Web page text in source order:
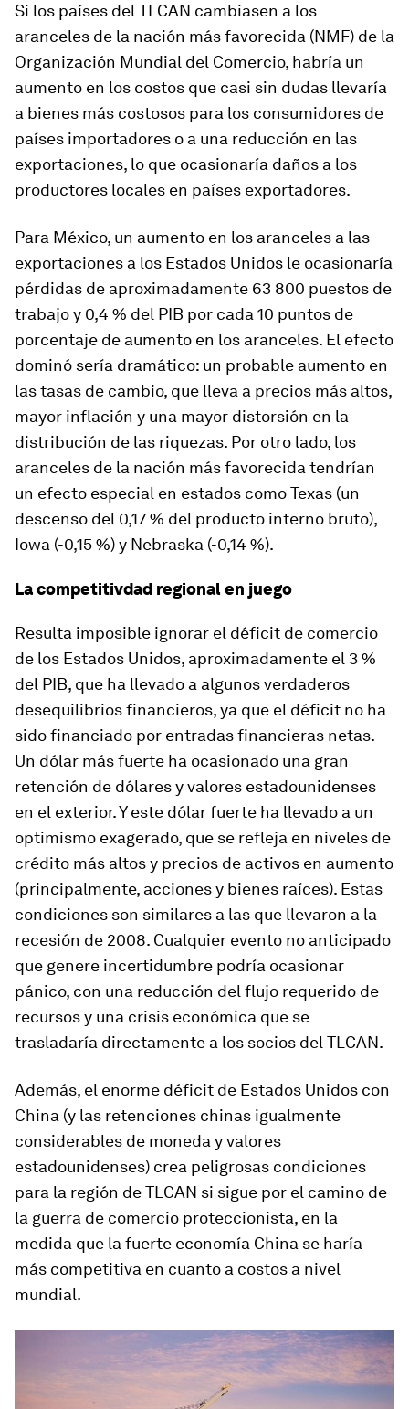
Si los países del TLCAN cambiasen a los
aranceles de la nación más favorecida (NMF) de la
Organización Mundial del Comercio, habría un
aumento en los costos que casi sin dudas llevaría
a bienes más costosos para los consumidores de
países importadores o a una reducción en las
exportaciones, lo que ocasionaría daños a los
productores locales en países exportadores.
Para México, un aumento en los aranceles a las
exportaciones a los Estados Unidos le ocasionaría
pérdidas de aproximadamente 63 800 puestos de
trabajo y 0,4 % del PIB por cada 10 puntos de
porcentaje de aumento en los aranceles. El efecto
dominó sería dramático: un probable aumento en
las tasas de cambio, que lleva a precios más altos,
mayor inflación y una mayor distorsión en la
distribución de las riquezas. Por otro lado, los
aranceles de la nación más favorecida tendrían
un efecto especial en estados como Texas (un
descenso del 0,17 % del producto interno bruto),
Iowa (-0,15 %) y Nebraska (-0,14 %).
La competitivdad regional en juego
Resulta imposible ignorar el déficit de comercio
de los Estados Unidos, aproximadamente el 3 %
del PIB, que ha llevado a algunos verdaderos
desequilibrios financieros, ya que el déficit no ha
sido financiado por entradas financieras netas.
Un dólar más fuerte ha ocasionado una gran
retención de dólares y valores estadounidenses
en el exterior. Y este dólar fuerte ha llevado a un
optimismo exagerado, que se refleja en niveles de
crédito más altos y precios de activos en aumento
(principalmente, acciones y bienes raíces). Estas
condiciones son similares a las que llevaron a la
recesión de 2008. Cualquier evento no anticipado
que genere incertidumbre podría ocasionar
pánico, con una reducción del flujo requerido de
recursos y una crisis económica que se
trasladaría directamente a los socios del TLCAN.
Además, el enorme déficit de Estados Unidos con
China (y las retenciones chinas igualmente
considerables de moneda y valores
estadounidenses) crea peligrosas condiciones
para la región de TLCAN si sigue por el camino de
la guerra de comercio proteccionista, en la
medida que la fuerte economía China se haría
más competitiva en cuanto a costos a nivel
mundial.